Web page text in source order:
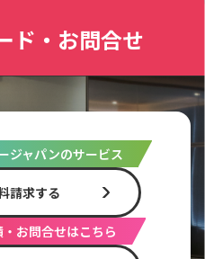
ド・お問合せ
ジャパンのサービス
請求する
お問合せはこちら